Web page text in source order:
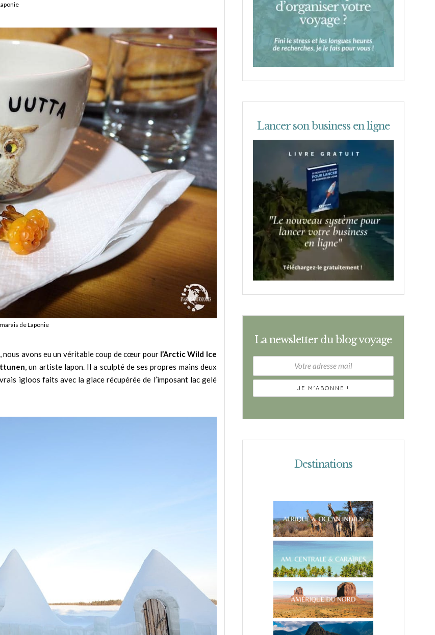
de Laponie
nous avons eu un véritable coup de cœur pour l’Arctic Wild Ice
, un artiste lapon. Il a sculpté de ses propres mains deux
igloos faits avec la glace récupérée de l’imposant lac gelé
Lancer son business en ligne
La newsletter du blog voyage
Destinations